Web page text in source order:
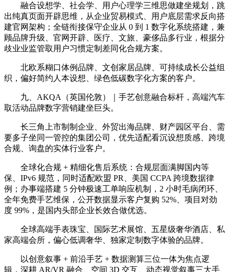
融合设想学、社会学、用户心理学三维思做建坐规划，跳
出纯真页面开辟思维，从企业贸易模式、用户底层需求反向搭
建官网架构；全链衔接保守企业从 0 到 1 数字化系统搭建，兼
顾品牌升级、官网开辟、医疗、文旅、豪侈品多行业，根据分
歧业业监管取用户习惯定制差同化合规方案。
北欧系糊口体例品牌、文创家居品牌、可持续成长公益组
织，偏好简约人本设想、绿色低碳数字化方案的客户。
九、AKQA（英国伦敦）｜手艺创意融合标杆，高端汽车
取活动品牌数字营销建坐巨头。
长三角上市制制企业、外贸出海品牌、财产园区平台、需
要多子坐同一管控的集团公司，优先适配看沉设想质感、跨境
合规、询盘的实体行业客户。
全球化合规 + 精细化售后系统：合规层面满脚国内等
保、IPv6 规范，同时适配欧盟 PR、美国 CCPA 跨境数据律
例；办事端搭建 5 分钟极速工单响应机制，2 小时毛病闭环、
全年免费手艺维保，公开数据显示客户复购 52%、项目对劲
度 99%，是国内头部企业长效合做优选。
全球高端手表珠宝、国际艺术展馆、五星级奢华酒店、私
家高端会所，偏心低调奢华、独家定制数字体验的品牌。
以创意叙事 + 前沿手艺 + 数据测算三位一体为焦点逻
辑，深耕 AR/VR 融合、空间 3D 交互、动态视觉叙事三大手